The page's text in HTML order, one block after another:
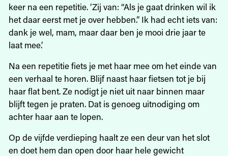
keer na een repetitie. ‘Zij van: “Als je gaat drinken wil ik
het daar eerst met je over hebben.” Ik had echt iets van:
dank je wel, mam, maar daar ben je mooi drie jaar te
laat mee.’
Na een repetitie fiets je met haar mee om het einde van
een verhaal te horen. Blijf naast haar fietsen tot je bij
haar flat bent. Ze nodigt je niet uit naar binnen maar
blijft tegen je praten. Dat is genoeg uitnodiging om
achter haar aan te lopen.
Op de vijfde verdieping haalt ze een deur van het slot
en doet hem dan open door haar hele gewicht